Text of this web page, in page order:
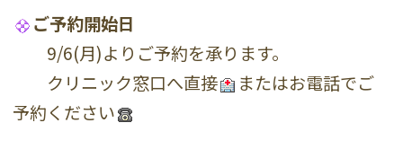
ご予約開始日
9/6(月)よりご予約を承ります。
クリニック窓口へ直接
またはお電話でご
予約ください